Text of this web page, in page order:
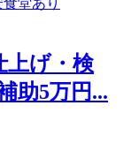
上げ・検
助5万円...